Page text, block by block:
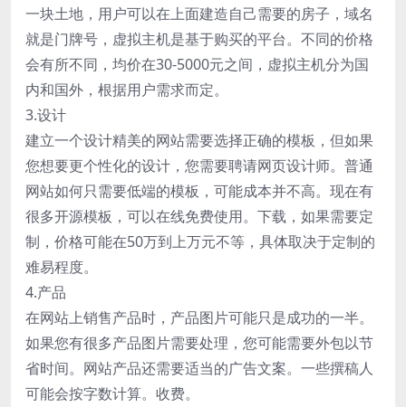
一块土地，用户可以在上面建造自己需要的房子，域名
就是门牌号，虚拟主机是基于购买的平台。不同的价格
会有所不同，均价在30-5000元之间，虚拟主机分为国
内和国外，根据用户需求而定。
3.设计
建立一个设计精美的网站需要选择正确的模板，但如果
您想要更个性化的设计，您需要聘请网页设计师。普通
网站如何只需要低端的模板，可能成本并不高。现在有
很多开源模板，可以在线免费使用。下载，如果需要定
制，价格可能在50万到上万元不等，具体取决于定制的
难易程度。
4.产品
在网站上销售产品时，产品图片可能只是成功的一半。
如果您有很多产品图片需要处理，您可能需要外包以节
省时间。网站产品还需要适当的广告文案。一些撰稿人
可能会按字数计算。收费。